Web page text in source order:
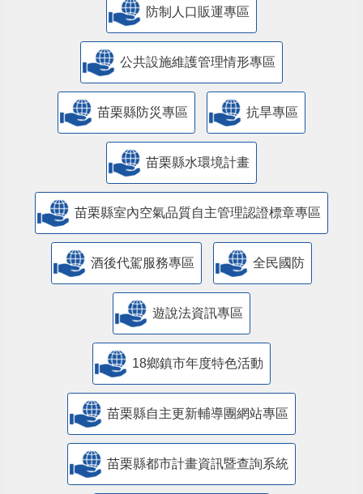
防制人口販運專區
​公共設施維護管理情形專區
苗栗縣防災專區 抗旱專區
苗栗縣水環境計畫
苗栗縣室內空氣品質自主管理認證標章專區
酒後代駕服務專區 全民國防
遊說法資訊專區
18鄉鎮市年度特色活動
苗栗縣自主更新輔導團網站專區
苗栗縣都市計畫資訊暨查詢系統